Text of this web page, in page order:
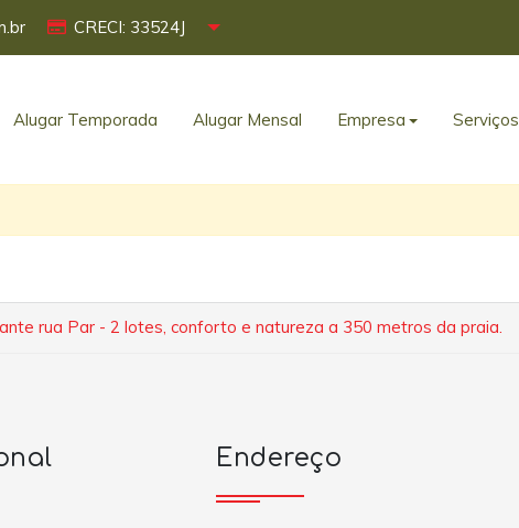
CRECI: 33524J
Alugar Temporada Alugar Mensal Empresa Serviços
rua Par - 2 lotes, conforto e natureza a 350 metros da praia.
Endereço